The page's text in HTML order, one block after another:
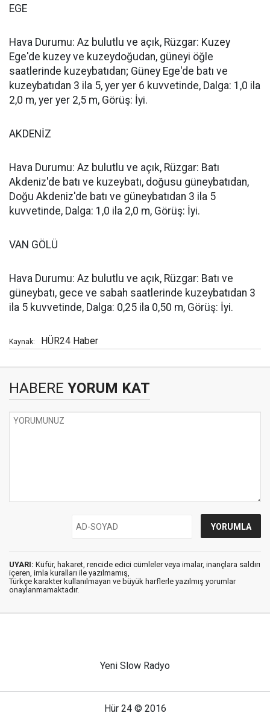
EGE
Hava Durumu: Az bulutlu ve açık, Rüzgar: Kuzey
Ege'de kuzey ve kuzeydoğudan, güneyi öğle
saatlerinde kuzeybatıdan; Güney Ege'de batı ve
kuzeybatıdan 3 ila 5, yer yer 6 kuvvetinde, Dalga: 1,0 ila
2,0 m, yer yer 2,5 m, Görüş: İyi.
AKDENİZ
Hava Durumu: Az bulutlu ve açık, Rüzgar: Batı
Akdeniz'de batı ve kuzeybatı, doğusu güneybatıdan,
Doğu Akdeniz'de batı ve güneybatıdan 3 ila 5
kuvvetinde, Dalga: 1,0 ila 2,0 m, Görüş: İyi.
VAN GÖLÜ
Hava Durumu: Az bulutlu ve açık, Rüzgar: Batı ve
güneybatı, gece ve sabah saatlerinde kuzeybatıdan 3
ila 5 kuvvetinde, Dalga: 0,25 ila 0,50 m, Görüş: İyi.
Kaynak: HÜR24 Haber
HABERE YORUM KAT
UYARI: Küfür, hakaret, rencide edici cümleler veya imalar, inançlara saldırı
içeren, imla kuralları ile yazılmamış,
Türkçe karakter kullanılmayan ve büyük harflerle yazılmış yorumlar
onaylanmamaktadır.
Yeni Slow Radyo
Hür 24 © 2016